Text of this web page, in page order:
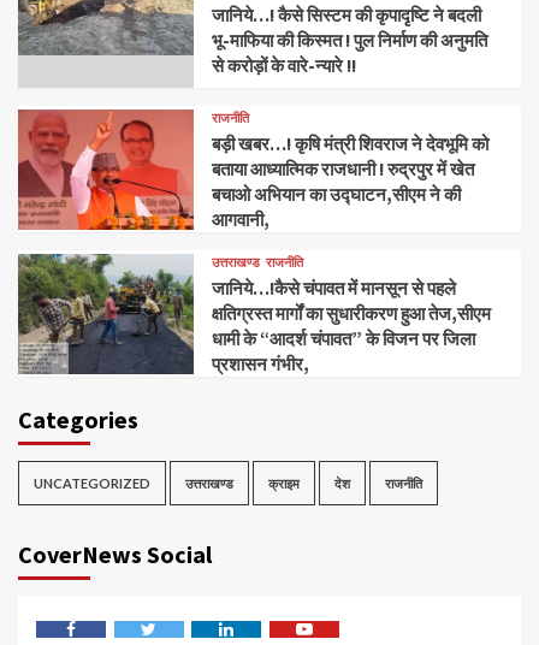
जानिये…! कैसे सिस्टम की कृपादृष्टि ने बदली
भू-माफिया की किस्मत ! पुल निर्माण की अनुमति
से करोड़ों के वारे-न्यारे !!
राजनीति
बड़ी खबर…! कृषि मंत्री शिवराज ने देवभूमि को
बताया आध्यात्मिक राजधानी ! रुद्रपुर में खेत
बचाओ अभियान का उद्घाटन,सीएम ने की
आगवानी,
उत्तराखण्ड राजनीति
जानिये…!कैसे चंपावत में मानसून से पहले
क्षतिग्रस्त मार्गों का सुधारीकरण हुआ तेज,सीएम
धामी के “आदर्श चंपावत” के विजन पर जिला
प्रशासन गंभीर,
Categories
UNCATEGORIZED उत्तराखण्ड क्राइम देश राजनीति
CoverNews Social